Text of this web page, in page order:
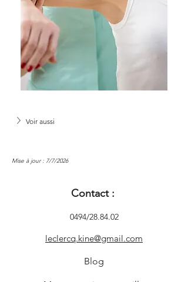
Voir aussi
Mise à jour : 7/7/2026
Contact :
0494/28.84.02
leclercq.kine@gmail.com
Blog